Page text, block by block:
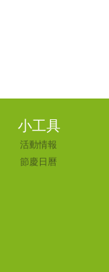
小工具
活動情報
節慶日曆